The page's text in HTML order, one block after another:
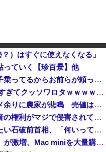
）はすぐに使えなくなる」
っていく【珍百景】他
【速報】中国「アメリカさぁ、調子乗ってるからお前らが頼ってる軍用中国ドローン輸出禁止するわw」
【画像】 このボケて、破壊力ありすぎてクッソワロタｗｗｗｗｗｗｗｗｗ
「高市総理には愛想尽かした」コメ余りに農家が悲鳴 売値は生産原価の半分以下に…肥料代や燃料代は高騰「
【悲報】愛煙家・岸谷蘭丸「喫煙者の権利がマジで侵害されてる」と私見 「いくら税金を我々が払ってるんだと」
消費税減税をなんとしても阻止したい石破前首相、「何いってんのこいつ」と有権者をドン引きさせるよな屁理屈を……
年商10億円を超える「ひとり親方」が激増、Mac miniを大量購入しAIを従業員代わりに